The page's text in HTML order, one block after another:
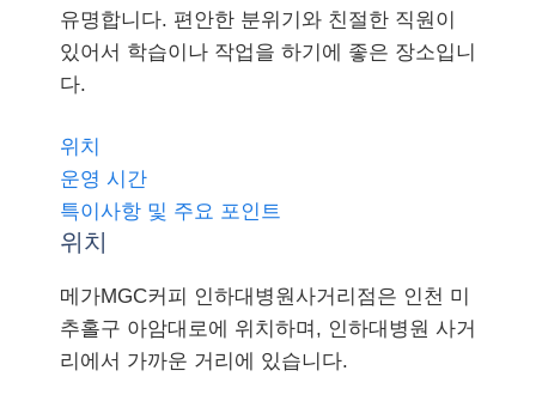
유명합니다. 편안한 분위기와 친절한 직원이
있어서 학습이나 작업을 하기에 좋은 장소입니
다.
위치
운영 시간
특이사항 및 주요 포인트
위치
메가MGC커피 인하대병원사거리점은 인천 미
추홀구 아암대로에 위치하며, 인하대병원 사거
리에서 가까운 거리에 있습니다.